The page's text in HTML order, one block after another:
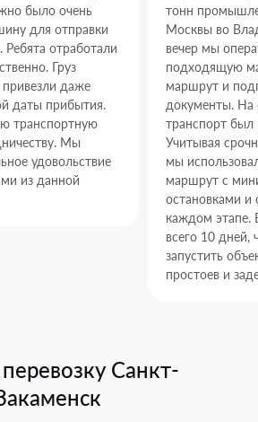
было очень
для отправки
Ребята отработали
Груз
привезли даже
даты прибытия.
транспортную
Мы
удовольствие
из данной
тонн
Москвы во
вечер мы
подходящую
маршрут и
документы. На
транспорт был
Учитывая
мы
маршрут с
остановками и
каждом этапе.
всего 10 дней,
запустить
простоев и
Санкт-